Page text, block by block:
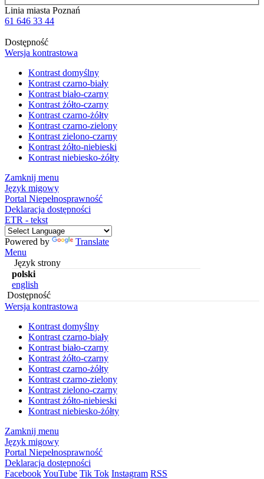
Linia miasta Poznań
61 646 33 44
Dostępność
Wersja kontrastowa
Kontrast domyślny
Kontrast czarno-biały
Kontrast biało-czarny
Kontrast żółto-czarny
Kontrast czarno-żółty
Kontrast czarno-zielony
Kontrast zielono-czarny
Kontrast żółto-niebieski
Kontrast niebiesko-żółty
Zamknij menu
Język migowy
Portal Niepełnosprawność
Deklaracja dostępności
ETR - tekst
Powered by
Translate
Menu
Język strony
polski
english
Dostępność
Wersja kontrastowa
Kontrast domyślny
Kontrast czarno-biały
Kontrast biało-czarny
Kontrast żółto-czarny
Kontrast czarno-żółty
Kontrast czarno-zielony
Kontrast zielono-czarny
Kontrast żółto-niebieski
Kontrast niebiesko-żółty
Zamknij menu
Język migowy
Portal Niepełnosprawność
Deklaracja dostępności
FacebookYouTube Tik Tok Instagram RSS